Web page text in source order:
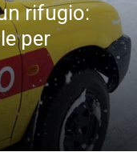
rifugio:
per